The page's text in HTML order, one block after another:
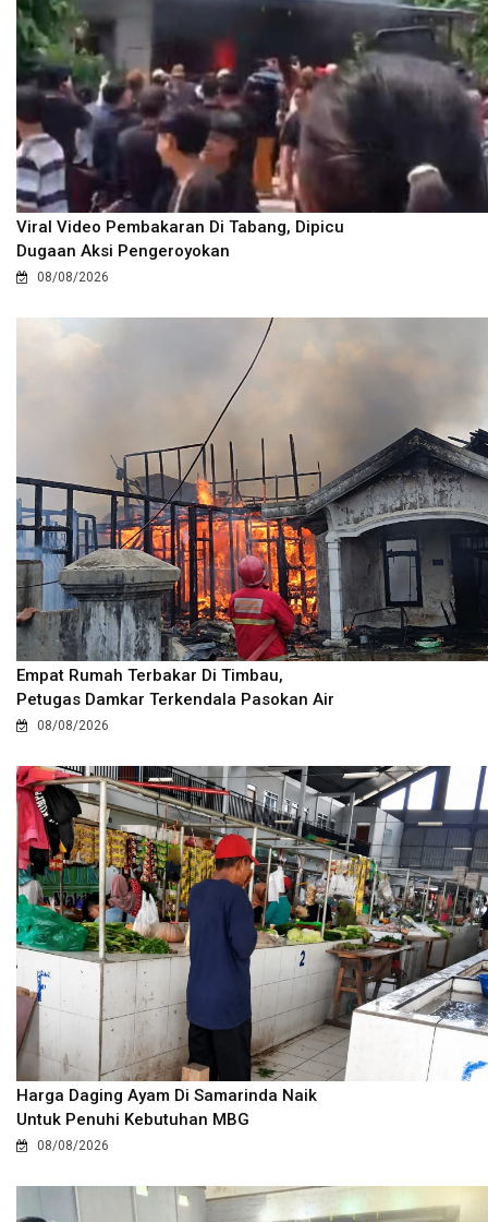
Viral Video Pembakaran Di Tabang, Dipicu
Dugaan Aksi Pengeroyokan
08/08/2026
Empat Rumah Terbakar Di Timbau,
Petugas Damkar Terkendala Pasokan Air
08/08/2026
Harga Daging Ayam Di Samarinda Naik
Untuk Penuhi Kebutuhan MBG
08/08/2026